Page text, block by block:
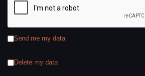
Send me my data
Delete my data